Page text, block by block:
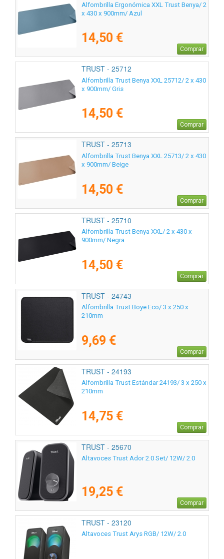
Alfombrilla Ergonómica XXL Trust Benya/ 2
x 430 x 900mm/ Azul
14,50 €
Comprar
TRUST - 25712
Alfombrilla Trust Benya XXL 25712/ 2 x 430
x 900mm/ Gris
14,50 €
Comprar
TRUST - 25713
Alfombrilla Trust Benya XXL 25713/ 2 x 430
x 900mm/ Beige
14,50 €
Comprar
TRUST - 25710
Alfombrilla Trust Benya XXL/ 2 x 430 x
900mm/ Negra
14,50 €
Comprar
TRUST - 24743
Alfombrilla Trust Boye Eco/ 3 x 250 x
210mm
9,69 €
Comprar
TRUST - 24193
Alfombrilla Trust Estándar 24193/ 3 x 250 x
210mm
14,75 €
Comprar
TRUST - 25670
Altavoces Trust Ador 2.0 Set/ 12W/ 2.0
19,25 €
Comprar
TRUST - 23120
Altavoces Trust Arys RGB/ 12W/ 2.0